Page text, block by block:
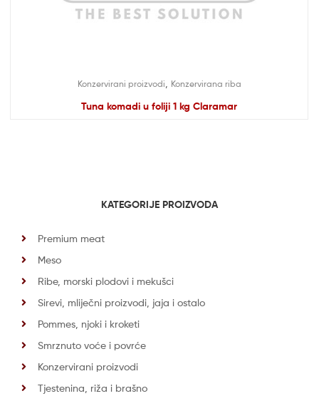
Konzervirani proizvodi Konzervirana riba
Tuna komadi u foliji 1 kg Claramar
KATEGORIJE PROIZVODA
Premium meat
Meso
Ribe, morski plodovi i mekušci
Sirevi, mliječni proizvodi, jaja i ostalo
Pommes, njoki i kroketi
Smrznuto voće i povrće
Konzervirani proizvodi
Tjestenina, riža i brašno